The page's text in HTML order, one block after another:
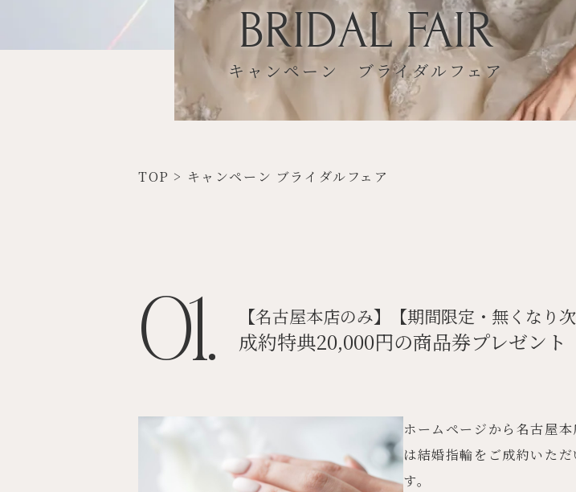
BRIDAL FAIR
キャンペーン ブライダルフェア
TOP > キャンペーン ブライダルフェア
01. 【名古屋本店のみ】【期間限定・無くなり次
成約特典20,000円の商品券プレゼント
ホームページから名古屋
は結婚指輪をご成約いた
す。